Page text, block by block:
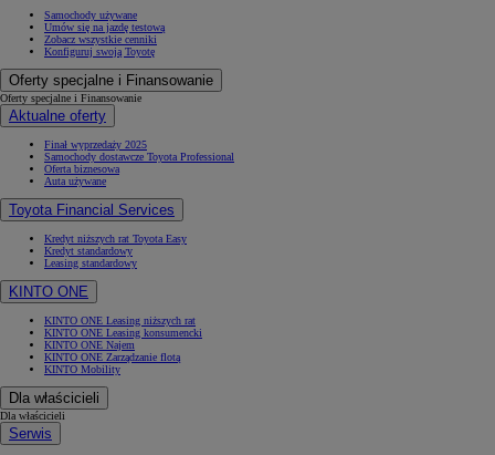
Samochody używane
Umów się na jazdę testową
Zobacz wszystkie cenniki
Konfiguruj swoją Toyotę
Oferty specjalne i Finansowanie
Oferty specjalne i Finansowanie
Aktualne oferty
Finał wyprzedaży 2025
Samochody dostawcze Toyota Professional
Oferta biznesowa
Auta używane
Toyota Financial Services
Kredyt niższych rat Toyota Easy
Kredyt standardowy
Leasing standardowy
KINTO ONE
KINTO ONE Leasing niższych rat
KINTO ONE Leasing konsumencki
KINTO ONE Najem
KINTO ONE Zarządzanie flotą
KINTO Mobility
Dla właścicieli
Dla właścicieli
Serwis